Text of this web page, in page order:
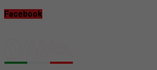
Facebook